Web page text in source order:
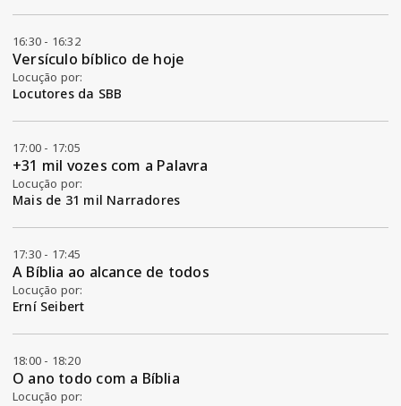
16:30 - 16:32
Versículo bíblico de hoje
Locução por:
Locutores da SBB
17:00 - 17:05
+31 mil vozes com a Palavra
Locução por:
Mais de 31 mil Narradores
17:30 - 17:45
A Bíblia ao alcance de todos
Locução por:
Erní Seibert
18:00 - 18:20
O ano todo com a Bíblia
Locução por: